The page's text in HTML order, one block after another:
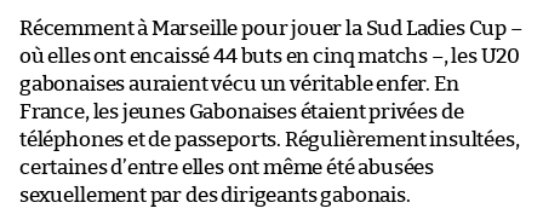
Récemment à Marseille pour jouer la Sud Ladies Cup –
où elles ont encaissé 44 buts en cinq matchs –, les U20
gabonaises auraient vécu un véritable enfer. En
France, les jeunes Gabonaises étaient privées de
téléphones et de passeports. Régulièrement insultées,
certaines d’entre elles ont même été abusées
sexuellement par des dirigeants gabonais.